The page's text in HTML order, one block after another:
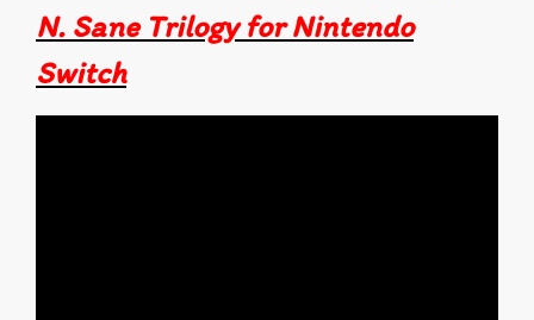
N. Sane Trilogy for Nintendo
Switch